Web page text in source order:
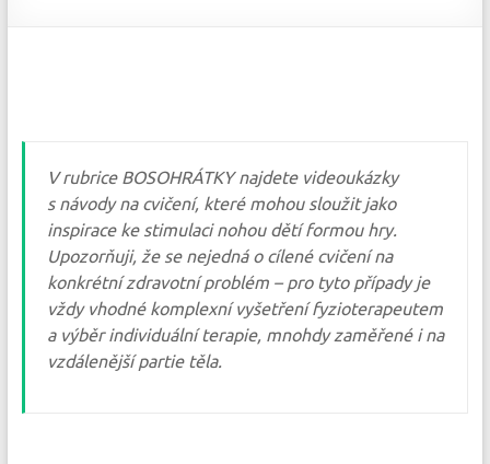
V rubrice BOSOHRÁTKY najdete videoukázky
s návody na cvičení, které mohou sloužit jako
inspirace ke stimulaci nohou dětí formou hry.
Upozorňuji, že se nejedná o cílené cvičení na
konkrétní zdravotní problém – pro tyto případy je
vždy vhodné komplexní vyšetření fyzioterapeutem
a výběr individuální terapie, mnohdy zaměřené i na
vzdálenější partie těla.